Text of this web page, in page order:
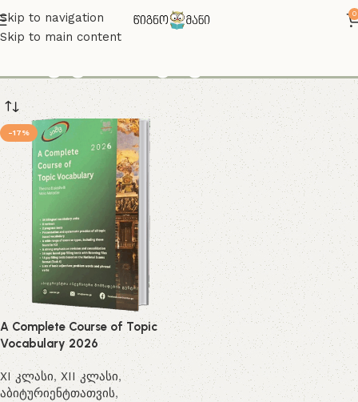
Skip to navigation
Skip to main content
0
-17%
A Complete Course of Topic
Vocabulary 2026
XI კლასი,XII კლასი,
აბიტურიენტთათვის,